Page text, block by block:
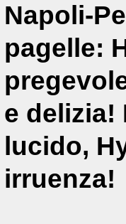
Napoli-
pagelle:
e delizia!
lucido,
irruenza!